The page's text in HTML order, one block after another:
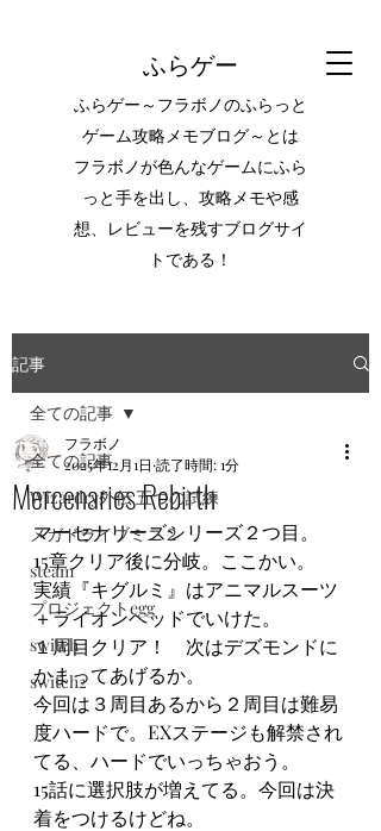
ふらゲー
ふらゲー～フラボノのふらっと
ゲーム攻略メモブログ～とは
フラボノが色んなゲームにふら
っと手を出し、攻略メモや感
想、レビューを残すブログサイ
トである！
記事
全ての記事
Wizardry外伝 五つの試練
メガドライブミニ２
steam
プロジェクトegg
switch
switch2
全ての記事
Mercenaries Rebirth
フラボノ
2025年12月1日 読了時間: 1分
マーセナリーズシリーズ２つ目。
15章クリア後に分岐。ここかい。
実績『キグルミ』はアニマルスーツ
＋ライオンヘッドでいけた。
１周目クリア！　次はデズモンドに
かまってあげるか。
今回は３周目あるから２周目は難易
度ハードで。EXステージも解禁され
てる、ハードでいっちゃおう。
15話に選択肢が増えてる。今回は決
着をつけるけどね。